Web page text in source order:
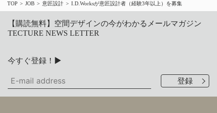
TOP JOB 意匠設計 I.D.Worksが意匠設計者（経験3年以上）を募集
【購読無料】空間デザインの今がわかるメールマガジン
TECTURE NEWS LETTER
今すぐ登録！▶